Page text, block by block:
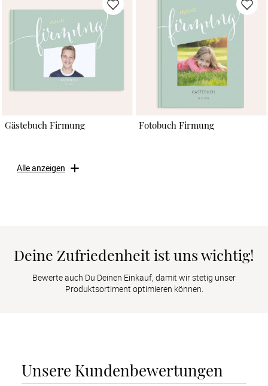
Gästebuch Firmung Fotobuch Firmung
Alle anzeigen
Deine Zufriedenheit ist uns wichtig!
Bewerte auch Du Deinen Einkauf, damit wir stetig unser
Produktsortiment optimieren können.
Unsere Kundenbewertungen